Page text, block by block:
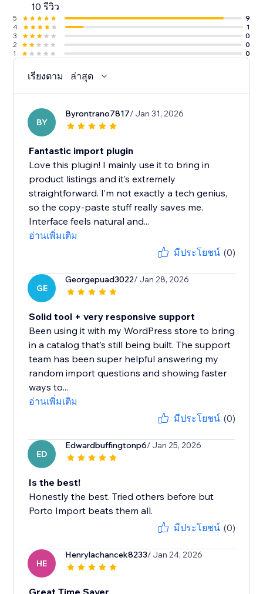
10 รีวิว
5
9
4
1
3
0
2
0
1
0
เรียงตาม ล่าสุด
BY
Byrontrano7817/ Jan 31, 2026
Fantastic import plugin
Love this plugin! I mainly use it to bring in
product listings and it’s extremely
straightforward. I’m not exactly a tech genius,
so the copy-paste stuff really saves me.
Interface feels natural and...
อ่านเพิ่มเติม
มีประโยชน์ (0)
GE
Georgepuad3022/ Jan 28, 2026
Solid tool + very responsive support
Been using it with my WordPress store to bring
in a catalog that’s still being built. The support
team has been super helpful answering my
random import questions and showing faster
ways to...
อ่านเพิ่มเติม
มีประโยชน์ (0)
ED
Edwardbuffingtonp6/ Jan 25, 2026
Is the best!
Honestly the best. Tried others before but
Porto Import beats them all.
มีประโยชน์ (0)
HE
Henrylachancek8233/ Jan 24, 2026